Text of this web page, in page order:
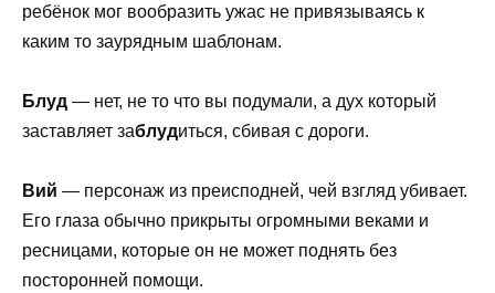
ребёнок мог вообразить ужас не привязываясь к
каким то заурядным шаблонам.
Блуд — нет, не то что вы подумали, а дух который
заставляет заблудиться, сбивая с дороги.
Вий — персонаж из преисподней, чей взгляд убивает.
Его глаза обычно прикрыты огромными веками и
ресницами, которые он не может поднять без
посторонней помощи.